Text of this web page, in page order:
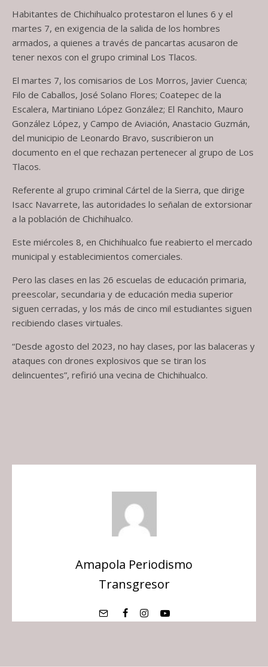
Habitantes de Chichihualco protestaron el lunes 6 y el
martes 7, en exigencia de la salida de los hombres
armados, a quienes a través de pancartas acusaron de
tener nexos con el grupo criminal Los Tlacos.
El martes 7, los comisarios de Los Morros, Javier Cuenca;
Filo de Caballos, José Solano Flores; Coatepec de la
Escalera, Martiniano López González; El Ranchito, Mauro
González López, y Campo de Aviación, Anastacio Guzmán,
del municipio de Leonardo Bravo, suscribieron un
documento en el que rechazan pertenecer al grupo de Los
Tlacos.
Referente al grupo criminal Cártel de la Sierra, que dirige
Isacc Navarrete, las autoridades lo señalan de extorsionar
a la población de Chichihualco.
Este miércoles 8, en Chichihualco fue reabierto el mercado
municipal y establecimientos comerciales.
Pero las clases en las 26 escuelas de educación primaria,
preescolar, secundaria y de educación media superior
siguen cerradas, y los más de cinco mil estudiantes siguen
recibiendo clases virtuales.
“Desde agosto del 2023, no hay clases, por las balaceras y
ataques con drones explosivos que se tiran los
delincuentes”, refirió una vecina de Chichihualco.
Amapola Periodismo
Transgresor